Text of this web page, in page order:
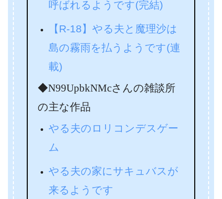
呼ばれるようです(完結)
【R-18】やる夫と魔理沙は
島の霧雨を払うようです(連
載)
◆N99UpbkNMcさんの雑談所
の主な作品
やる夫のロリコンデスゲー
ム
やる夫の家にサキュバスが
来るようです